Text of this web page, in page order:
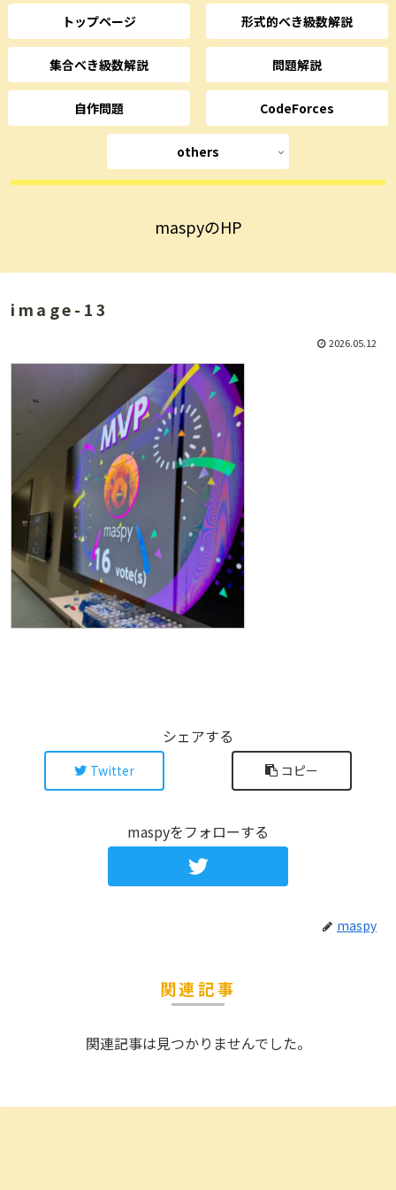
maspyのHP
トップページ 形式的べき級数解説
集合べき級数解説 問題解説
自作問題 CodeForces
others
image-13
2026.05.12
シェアする
Twitter コピー
maspyをフォローする
maspy
関連記事
関連記事は見つかりませんでした。